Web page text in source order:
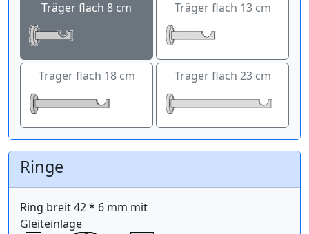
Träger flach 8 cm Träger flach 13 cm
Träger flach 18 cm Träger flach 23 cm
Ringe
Ring breit 42 * 6 mm mit
Gleiteinlage